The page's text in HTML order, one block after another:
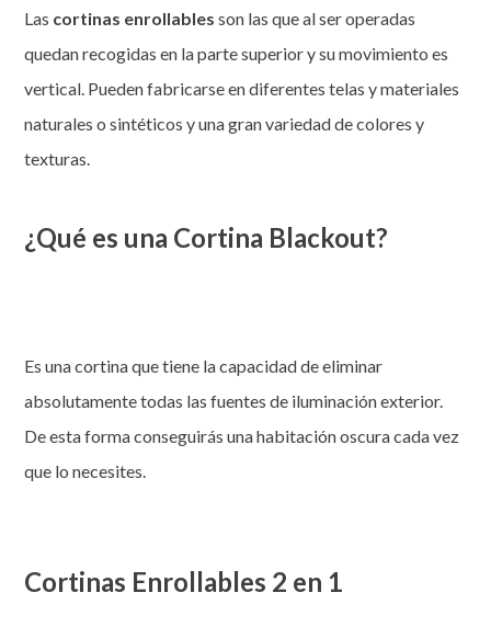
Las cortinas enrollables son las que al ser operadas
quedan recogidas en la parte superior y su movimiento es
vertical. Pueden fabricarse en diferentes telas y materiales
naturales o sintéticos y una gran variedad de colores y
texturas.
¿Qué es una Cortina Blackout?
Es una cortina que tiene la capacidad de eliminar
absolutamente todas las fuentes de iluminación exterior.
De esta forma conseguirás una habitación oscura cada vez
que lo necesites.
Cortinas Enrollables 2 en 1